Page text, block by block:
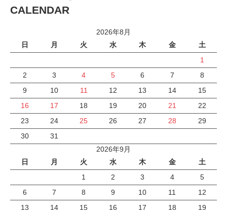
CALENDAR
2026年8月
日
月 火 水 木 金
土
1
2
3 4 5 6 7
8
9
10 11 12 13 14
15
16
17 18 19 20 21
22
23
24 25 26 27 28
29
30
31
2026年9月
日
月 火 水 木 金
土
1
2 3 4
5
6
7 8 9 10 11
12
13
14 15 16 17 18
19